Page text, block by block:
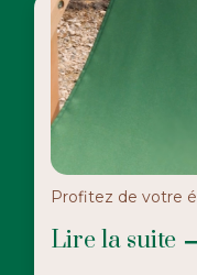
Profitez de votre
Lire la suite